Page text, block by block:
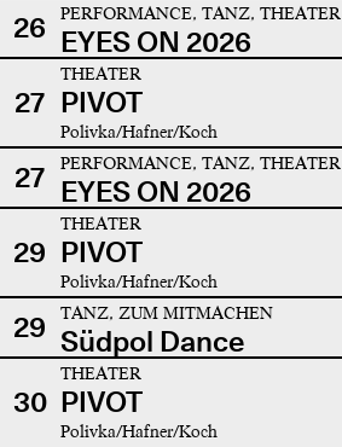
26
PERFORMANCE, TANZ, THEATER
EYES ON 2026
27
THEATER
PIVOT
Polivka/Hafner/Koch
27 PERFORMANCE, TANZ, THEATER
EYES ON 2026
29
THEATER
PIVOT
Polivka/Hafner/Koch
29 TANZ, ZUM MITMACHEN
Südpol Dance
30
THEATER
PIVOT
Polivka/Hafner/Koch